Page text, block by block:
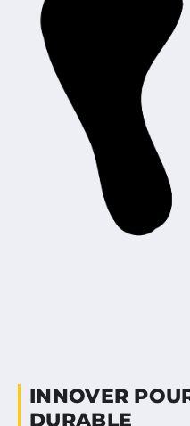
INNOVER
DURABLE